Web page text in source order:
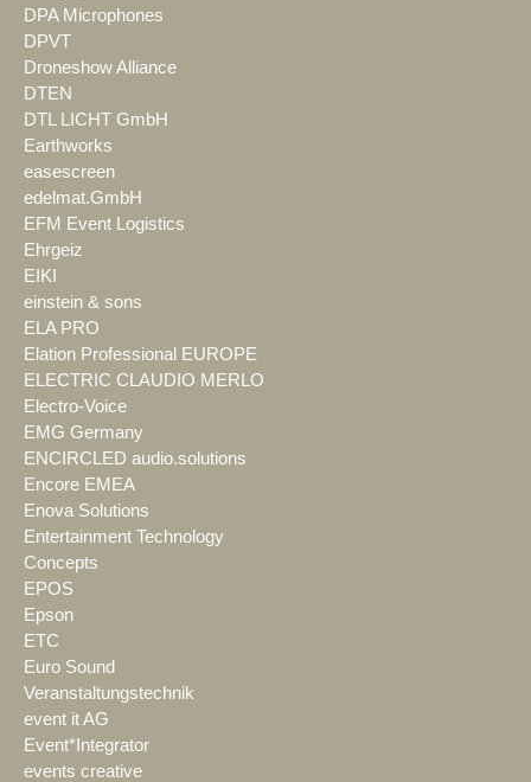
DPA Microphones
DPVT
Droneshow Alliance
DTEN
DTL LICHT GmbH
Earthworks
easescreen
edelmat.GmbH
EFM Event Logistics
Ehrgeiz
EIKI
einstein & sons
ELA PRO
Elation Professional EUROPE
ELECTRIC CLAUDIO MERLO
Electro-Voice
EMG Germany
ENCIRCLED audio.solutions
Encore EMEA
Enova Solutions
Entertainment Technology
Concepts
EPOS
Epson
ETC
Euro Sound
Veranstaltungstechnik
event it AG
Event*Integrator
events creative